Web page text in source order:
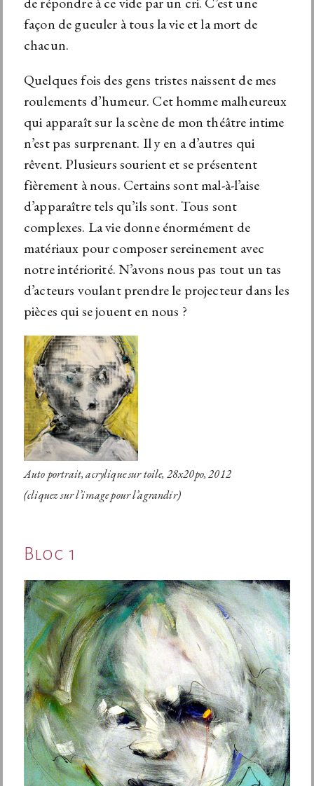
façon de gueuler à tous la vie et la mort de
chacun.
Quelques fois des gens tristes naissent de mes
roulements d’humeur. Cet homme malheureux
qui apparaît sur la scène de mon théâtre intime
n’est pas surprenant. Il y en a d’autres qui
rêvent. Plusieurs sourient et se présentent
fièrement à nous. Certains sont mal-à-l’aise
d’apparaître tels qu’ils sont. Tous sont
complexes. La vie donne énormément de
matériaux pour composer sereinement avec
notre intériorité. N’avons nous pas tout un tas
d’acteurs voulant prendre le projecteur dans les
pièces qui se jouent en nous ?
Auto portrait, acrylique sur toile, 28x20po, 2012
(cliquez sur l’image pour l’agrandir)
Bloc 1